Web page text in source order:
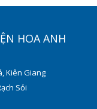
HOA ANH
Kiên Giang
Sỏi